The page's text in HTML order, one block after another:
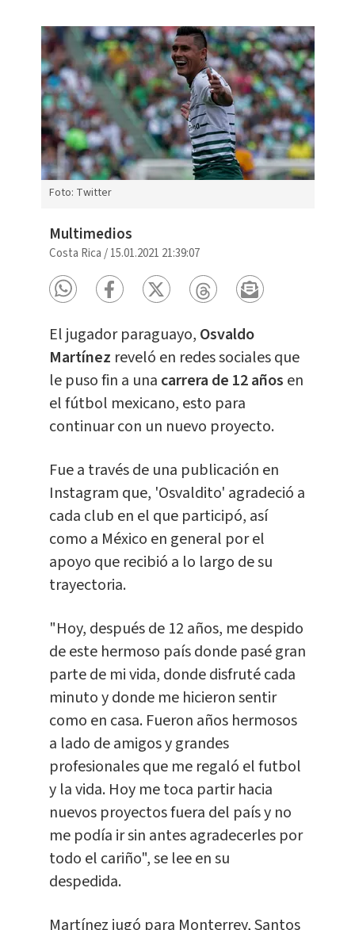
Foto: Twitter
Multimedios
Costa Rica /15.01.2021 21:39:07
El jugador paraguayo, Osvaldo
Martínez reveló en redes sociales que
le puso fin a una carrera de 12 años en
el fútbol mexicano, esto para
continuar con un nuevo proyecto.
Fue a través de una publicación en
Instagram que, 'Osvaldito' agradeció a
cada club en el que participó, así
como a México en general por el
apoyo que recibió a lo largo de su
trayectoria.
"Hoy, después de 12 años, me despido
de este hermoso país donde pasé gran
parte de mi vida, donde disfruté cada
minuto y donde me hicieron sentir
como en casa. Fueron años hermosos
a lado de amigos y grandes
profesionales que me regaló el futbol
y la vida. Hoy me toca partir hacia
nuevos proyectos fuera del país y no
me podía ir sin antes agradecerles por
todo el cariño", se lee en su
despedida.
Martínez jugó para Monterrey, Santos